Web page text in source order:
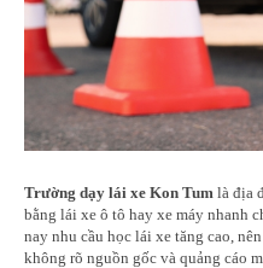
Trường dạy lái xe Kon Tum là địa
bằng lái xe ô tô hay xe máy nhanh
nay nhu cầu học lái xe tăng cao,
không rõ nguồn gốc và quảng cáo